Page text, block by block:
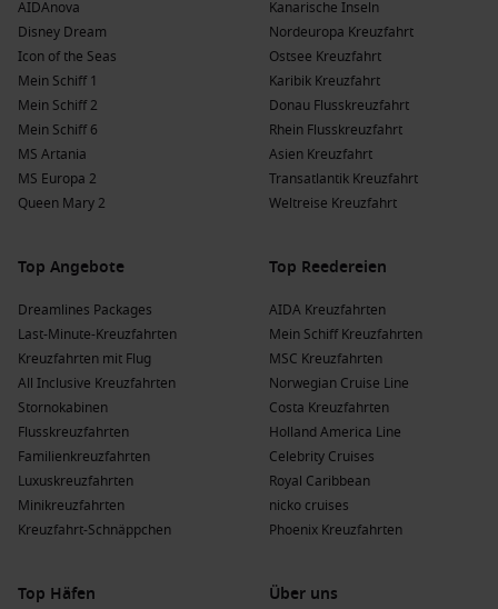
AIDAnova
Disney Dream
Icon of the Seas
Mein Schiff 1
Mein Schiff 2
Mein Schiff 6
MS Artania
MS Europa 2
Queen Mary 2
Kanarische Inseln
Nordeuropa Kreuzfahrt
Ostsee Kreuzfahrt
Karibik Kreuzfahrt
Donau Flusskreuzfahrt
Rhein Flusskreuzfahrt
Asien Kreuzfahrt
Transatlantik Kreuzfahrt
Weltreise Kreuzfahrt
Top Angebote
Dreamlines Packages
Last-Minute-Kreuzfahrten
Kreuzfahrten mit Flug
All Inclusive Kreuzfahrten
Stornokabinen
Flusskreuzfahrten
Familienkreuzfahrten
Luxuskreuzfahrten
Minikreuzfahrten
Kreuzfahrt-Schnäppchen
Top Reedereien
AIDA Kreuzfahrten
Mein Schiff Kreuzfahrten
MSC Kreuzfahrten
Norwegian Cruise Line
Costa Kreuzfahrten
Holland America Line
Celebrity Cruises
Royal Caribbean
nicko cruises
Phoenix Kreuzfahrten
Top Häfen
Über uns